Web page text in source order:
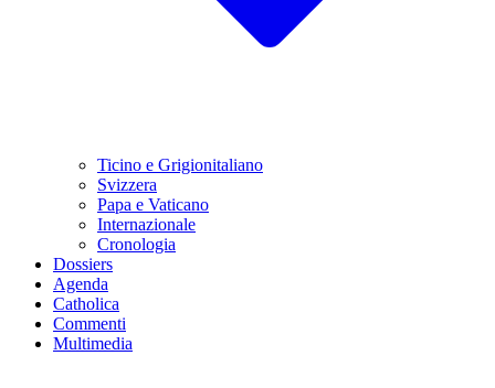
Ticino e Grigionitaliano
Svizzera
Papa e Vaticano
Internazionale
Cronologia
Dossiers
Agenda
Catholica
Commenti
Multimedia